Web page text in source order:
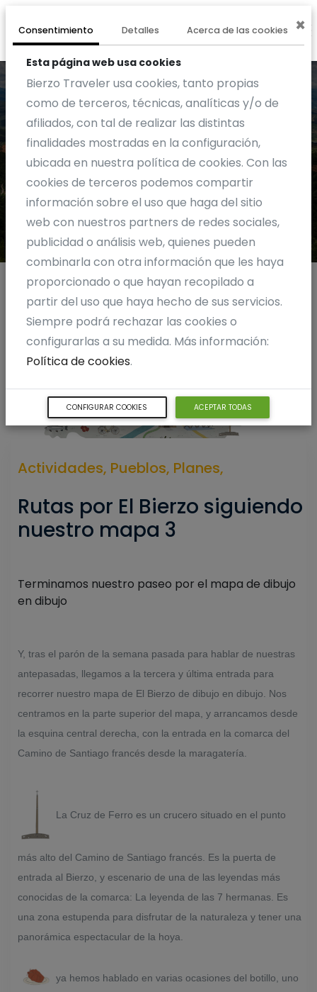
EXPERIENCIA 0
Blog
Actividades, Pueblos, Planes,
Rutas por El Bierzo siguiendo
nuestro mapa 3
Terminamos nuestro paseo por el mapa de dibujo
en dibujo
Y, tras el parón de la semana pasada para hablar de nuestras
antepasadas, llegamos a la tercera y última entrada para
recorrer nuestro mapa de El Bierzo de dibujo en dibujo. Nos
centramos en la parte superior del mapa, y arrancamos desde
la esquina central derecha, con la entrada en la comarca del
Camino de Santiago francés desde la maragatería.
La Cruz de Ferro es un crucero situado en el punto
más alto del Camino de Santiago francés. Es la puerta de
entrada al Bierzo, y escenario de una de las leyendas más
conocidas de la comarca: La leyenda de las 7 hermanas. Es
una zona estupenda para disfrutar de la naturaleza y tener una
panorámica espectacular de la hoya.
ya hemos hablado en varias ocasiones del botillo, uno
×
Consentimiento Detalles Acerca de las cookies
Esta página web usa cookies
Bierzo Traveler usa cookies, tanto propias
como de terceros, técnicas, analíticas y/o de
afiliados, con tal de realizar las distintas
finalidades mostradas en la configuración,
ubicada en nuestra política de cookies. Con las
cookies de terceros podemos compartir
información sobre el uso que haga del sitio
web con nuestros partners de redes sociales,
publicidad o análisis web, quienes pueden
combinarla con otra información que les haya
proporcionado o que hayan recopilado a
partir del uso que haya hecho de sus servicios.
Siempre podrá rechazar las cookies o
configurarlas a su medida. Más información:
Política de cookies.
CONFIGURAR COOKIES ACEPTAR TODAS